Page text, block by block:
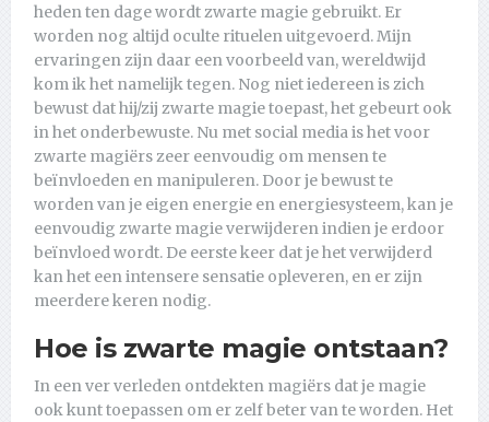
heden ten dage wordt zwarte magie gebruikt. Er
worden nog altijd oculte rituelen uitgevoerd. Mijn
ervaringen zijn daar een voorbeeld van, wereldwijd
kom ik het namelijk tegen. Nog niet iedereen is zich
bewust dat hij/zij zwarte magie toepast, het gebeurt ook
in het onderbewuste. Nu met social media is het voor
zwarte magiërs zeer eenvoudig om mensen te
beïnvloeden en manipuleren. Door je bewust te
worden van je eigen energie en energiesysteem, kan je
eenvoudig zwarte magie verwijderen indien je erdoor
beïnvloed wordt. De eerste keer dat je het verwijderd
kan het een intensere sensatie opleveren, en er zijn
meerdere keren nodig.
Hoe is zwarte magie ontstaan?
In een ver verleden ontdekten magiërs dat je magie
ook kunt toepassen om er zelf beter van te worden. Het